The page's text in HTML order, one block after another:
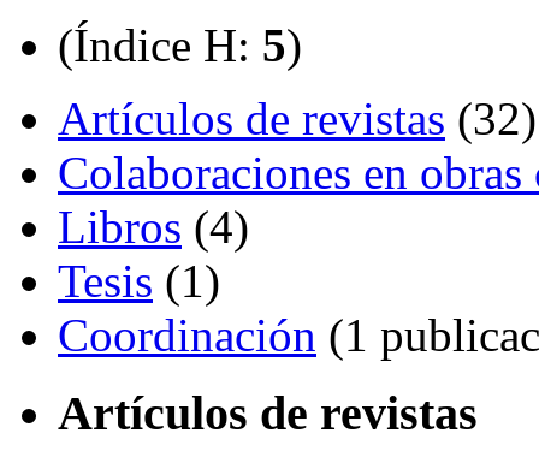
(Índice H: 5)
Artículos de revistas (32)
Colaboraciones en
Libros (4)
Tesis (1)
Coordinación (1
Artículos de revistas